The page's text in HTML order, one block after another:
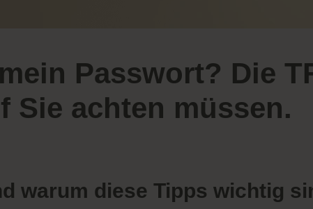
Passwort? Die
Sie achten müssen.
warum diese Tipps wichtig